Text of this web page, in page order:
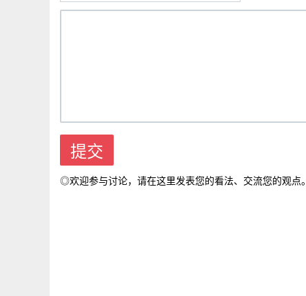
◎欢迎参与讨论，请在这里发表您的看法、交流您的观点。